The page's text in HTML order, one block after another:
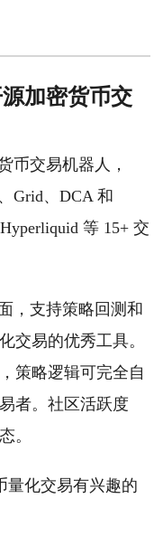
加密货币交
币交易机器人，
Grid、DCA 和
等 15+ 交
，支持策略回测和
交易的优秀工具。
策略逻辑可完全自
者。社区活跃度
。
量化交易有兴趣的